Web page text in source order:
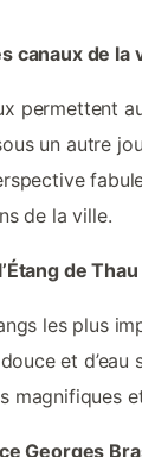
canaux de la
permettent
un autre
de la ville.
de Thau
les plus
et
magnifiques
Georges